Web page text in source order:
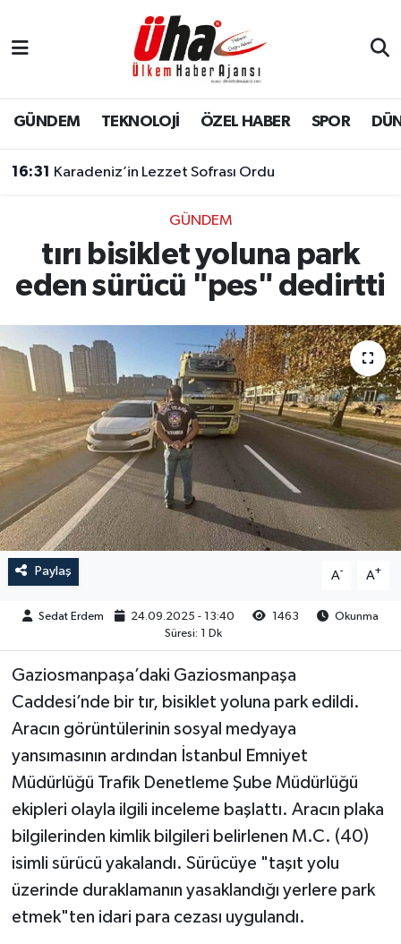
GÜNDEM TEKNOLOJİ ÖZEL HABER SPOR
16:31 Karadeniz’in Lezzet Sofrası Ordu
GÜNDEM
tırı bisiklet yoluna park
eden sürücü "pes" dedirtti
Paylaş A- A+
Sedat Erdem 24.09.2025 - 13:40 1463
Okunma
Süresi: 1 Dk
Gaziosmanpaşa’daki Gaziosmanpaşa
Caddesi’nde bir tır, bisiklet yoluna park edildi.
Aracın görüntülerinin sosyal medyaya
yansımasının ardından İstanbul Emniyet
Müdürlüğü Trafik Denetleme Şube Müdürlüğü
ekipleri olayla ilgili inceleme başlattı. Aracın plaka
bilgilerinden kimlik bilgileri belirlenen M.C. (40)
isimli sürücü yakalandı. Sürücüye "taşıt yolu
üzerinde duraklamanın yasaklandığı yerlere park
etmek"ten idari para cezası uygulandı.
İstanbul Nöbetçi Eczaneler
İstanbul Hava Durumu
Süper Lig Puan Durumu ve Fikstür
Tüm Manşetler
Son Dakika Haberleri
Haber Arşivi